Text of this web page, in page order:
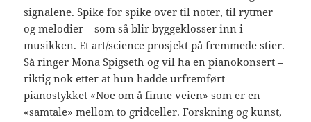
signalene. Spike for spike over til noter, til rytmer
og melodier – som så blir byggeklosser inn i
musikken. Et art/science prosjekt på fremmede stier.
Så ringer Mona Spigseth og vil ha en pianokonsert –
riktig nok etter at hun hadde urfremført
pianostykket «Noe om å finne veien» som er en
«samtale» mellom to gridceller. Forskning og kunst,